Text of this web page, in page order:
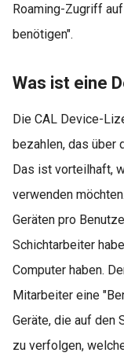
Roaming-Zugriff
benötigen".
Was ist eine
Die CAL Device-
bezahlen, das über
Das ist vorteilhaft,
verwenden
Geräten pro
Schichtarbeiter
Computer haben.
Mitarbeiter eine
Geräte, die auf den
zu verfolgen,